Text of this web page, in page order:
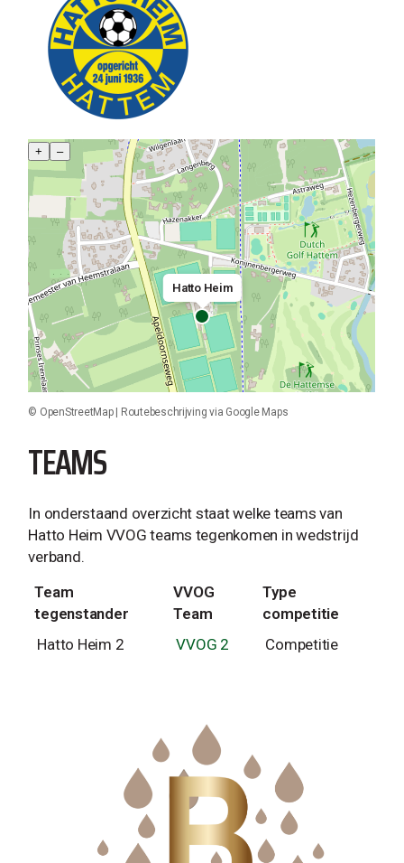
Hatto Heim
+ –
© OpenStreetMap| Routebeschrijving via Google Maps
TEAMS
In onderstaand overzicht staat welke teams van
Hatto Heim VVOG teams tegenkomen in wedstrijd
verband.
Team
tegenstander
VVOG
Team
Type
competitie
Hatto Heim 2
VVOG 2 Competitie